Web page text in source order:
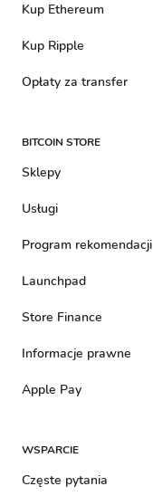
Kup Ethereum
Kup Ripple
Opłaty za transfer
BITCOIN STORE
Sklepy
Usługi
Program rekomendacji
Launchpad
Store Finance
Informacje prawne
Apple Pay
WSPARCIE
Częste pytania